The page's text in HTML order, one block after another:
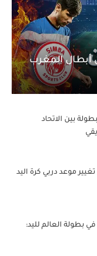
المغرب
بين الاتحاد
موعد دربي كرة اليد
في بطولة العالم لليد: